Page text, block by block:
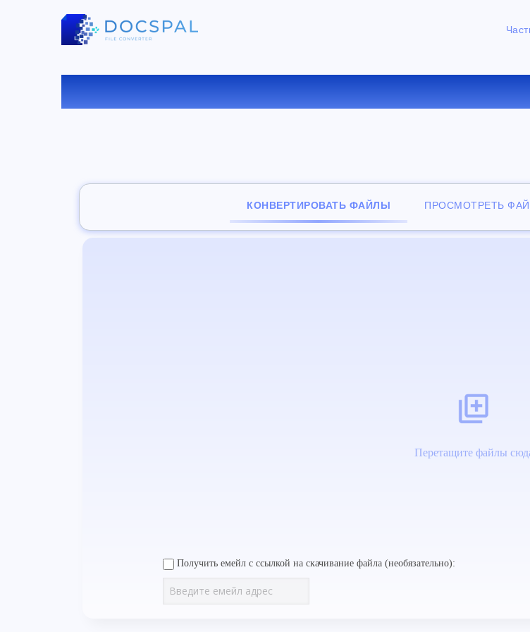
КОНВЕРТИРОВАТЬ LRF
КОНВЕРТИРОВАТЬ ФАЙЛЫ ПРОСМОТРЕТЬ
Перетащите файлы
Получить емейл с ссылкой на скачивание файла (необязательно):